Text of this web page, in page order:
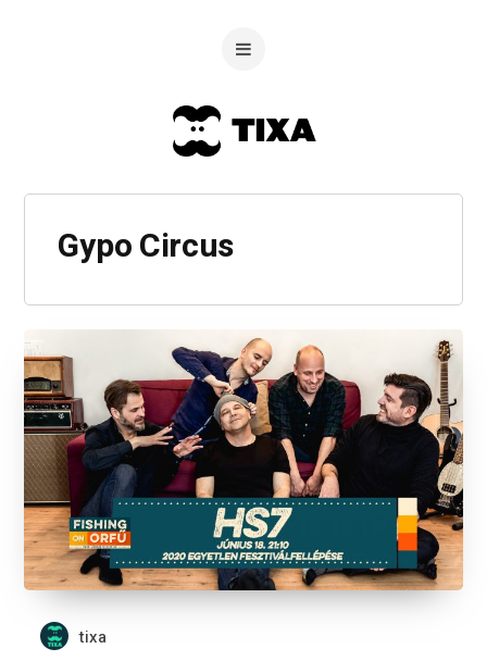
Gypo Circus
tixa